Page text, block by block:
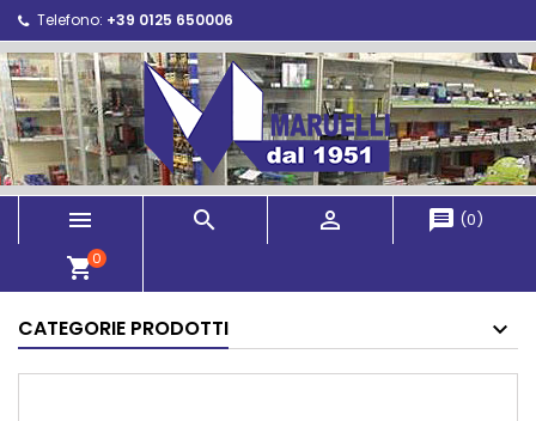
Telefono: +39 0125 650006
   message (0)
shopping_cart0
CATEGORIE PRODOTTI